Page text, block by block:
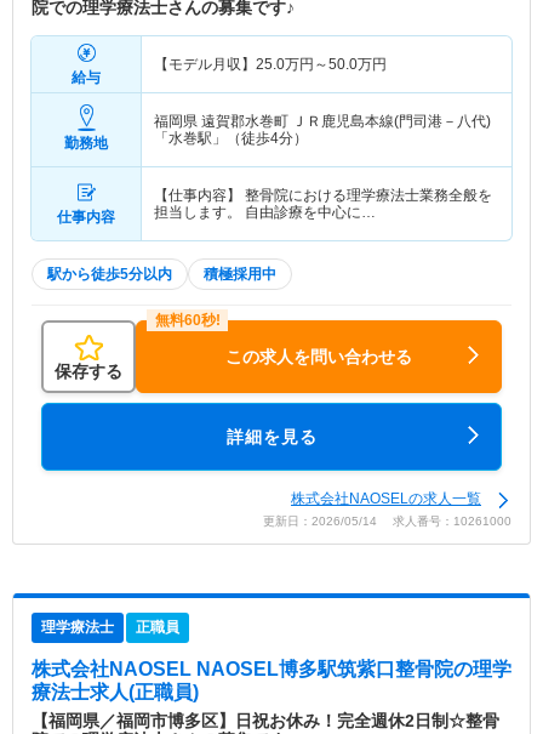
院での理学療法士さんの募集です♪
給与
【モデル月収】 25.0万円～50.0万円
勤務地
福岡県 遠賀郡水巻町 ＪＲ鹿児島本線(門司港－八代)
「水巻駅」（徒歩4分）
仕事内容
【仕事内容】 整骨院における理学療法士業務全般を
担当します。 自由診療を中心に…
駅から徒歩5分以内 積極採用中
保存する
この求人を問い合わせる
詳細を見る
株式会社NAOSELの求人一覧
更新日：2026/05/14 求人番号：10261000
理学療法士 正職員
株式会社NAOSEL NAOSEL博多駅筑紫口整骨院の理学
療法士求人(正職員)
【福岡県／福岡市博多区】日祝お休み！完全週休2日制☆整骨